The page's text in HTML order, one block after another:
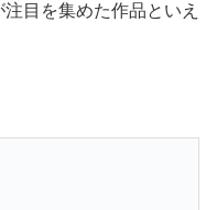
目を集めた作品といえ